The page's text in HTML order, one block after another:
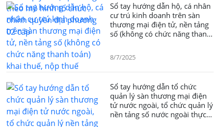
Sổ tay hướng dẫn hộ, cá nhân
cư trú kinh doanh trên sàn
thương mại điện tử, nền tảng
số (không có chức năng thanh
8/7/2025
Sổ tay hướng dẫn tổ chức
quản lý sàn thương mại điện
tử nước ngoài, tổ chức quản lý
nền tảng số nước ngoài thực